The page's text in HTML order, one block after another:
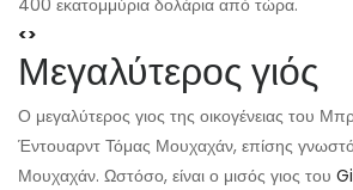
400 εκατομμύρια δολάρια από τώρα.
<>
Μεγαλύτερος γιός
Ο μεγαλύτερος γιος της οικογένειας του
Έντουαρντ Τόμας Μουχαχάν, επίσης
Μουχαχάν. Ωστόσο, είναι ο μισός γιος του